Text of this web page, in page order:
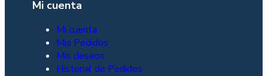
Mi cuenta
Mi cuenta
Mis Pedidos
Mis deseos
Historial de Pedidos